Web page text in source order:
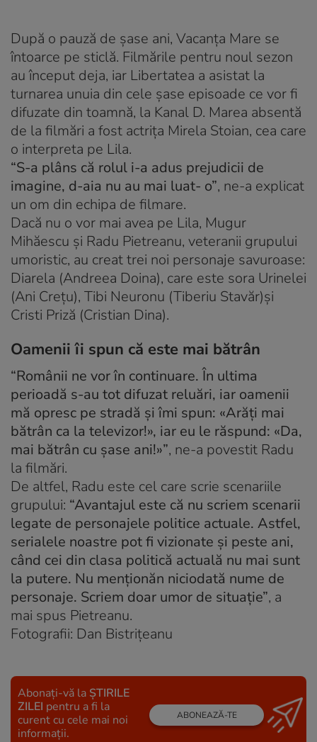
După o pauză de şase ani, Vacanţa Mare se
întoarce pe sticlă. Filmările pentru noul sezon
au început deja, iar Libertatea a asistat la
turnarea unuia din cele şase episoade ce vor fi
difuzate din toamnă, la Kanal D. Marea absentă
de la filmări a fost actriţa Mirela Stoian, cea care
o interpreta pe Lila.
“S-a plâns că rolul i-a adus prejudicii de
imagine, d-aia nu au mai luat- o”, ne-a explicat
un om din echipa de filmare.
Dacă nu o vor mai avea pe Lila, Mugur
Mihăescu şi Radu Pietreanu, veteranii grupului
umoristic, au creat trei noi personaje savuroase:
Diarela (Andreea Doina), care este sora Urinelei
(Ani Creţu), Tibi Neuronu (Tiberiu Stavăr)şi
Cristi Priză (Cristian Dina).
Oamenii îi spun că este mai bătrân
“Românii ne vor în continuare. În ultima
perioadă s-au tot difuzat reluări, iar oamenii
mă opresc pe stradă şi îmi spun: «Arăţi mai
bătrân ca la televizor!», iar eu le răspund: «Da,
mai bătrân cu şase ani!»”, ne-a povestit Radu
la filmări.
De altfel, Radu este cel care scrie scenariile
grupului: “Avantajul este că nu scriem scenarii
legate de personajele politice actuale. Astfel,
serialele noastre pot fi vizionate şi peste ani,
când cei din clasa politică actuală nu mai sunt
la putere. Nu menţionăn niciodată nume de
personaje. Scriem doar umor de situaţie”, a
mai spus Pietreanu.
Fotografii: Dan Bistrițeanu
Abonați-vă la ȘTIRILE
ZILEI pentru a fi la
curent cu cele mai noi
informații.
ABONEAZĂ-TE